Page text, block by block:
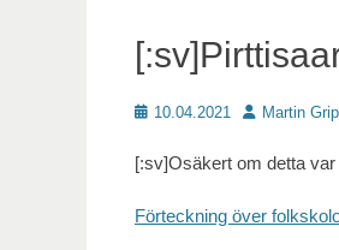
Publicerat
10.04.2021 Författare
Martin
[:sv]Osäkert om detta
Förteckning över